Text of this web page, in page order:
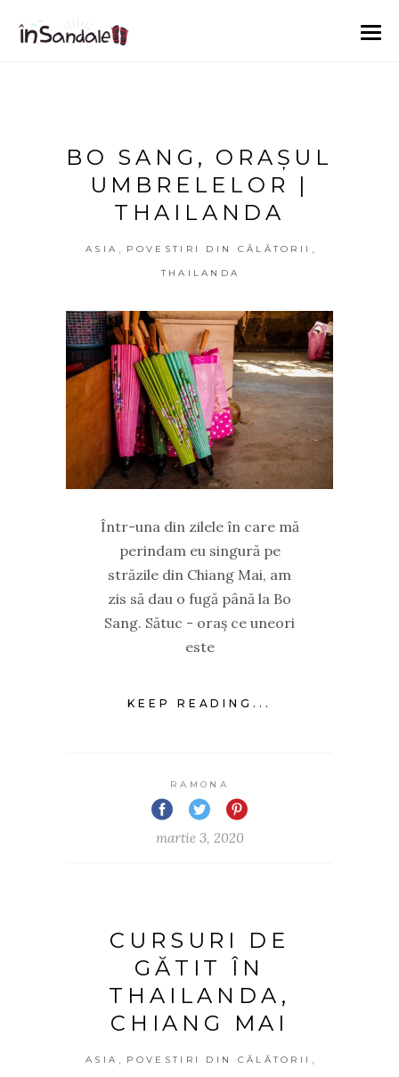
BO SANG, ORAȘUL
UMBRELELOR |
THAILANDA
ASIA POVESTIRI DIN CĂLĂTORII
THAILANDA
Într-una din zilele în care mă
perindam eu singură pe
străzile din Chiang Mai, am
zis să dau o fugă până la Bo
Sang. Sătuc - oraș ce uneori
este
KEEP READING...
RAMONA
martie 3, 2020
CURSURI DE
GĂTIT ÎN
THAILANDA,
CHIANG MAI
ASIA , POVESTIRI DIN CĂLĂTORII ,